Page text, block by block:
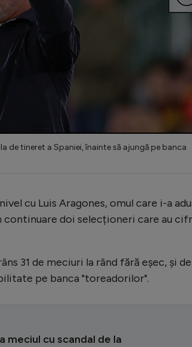
de tineret a Spaniei, înainte să ajungă pe banca
cu Luis Aragones, omul care i-a
continuare doi selecționeri care au
31 de meciuri la rând fără eșec, și de
pe banca "toreadorilor".
meciul cu scandal de la